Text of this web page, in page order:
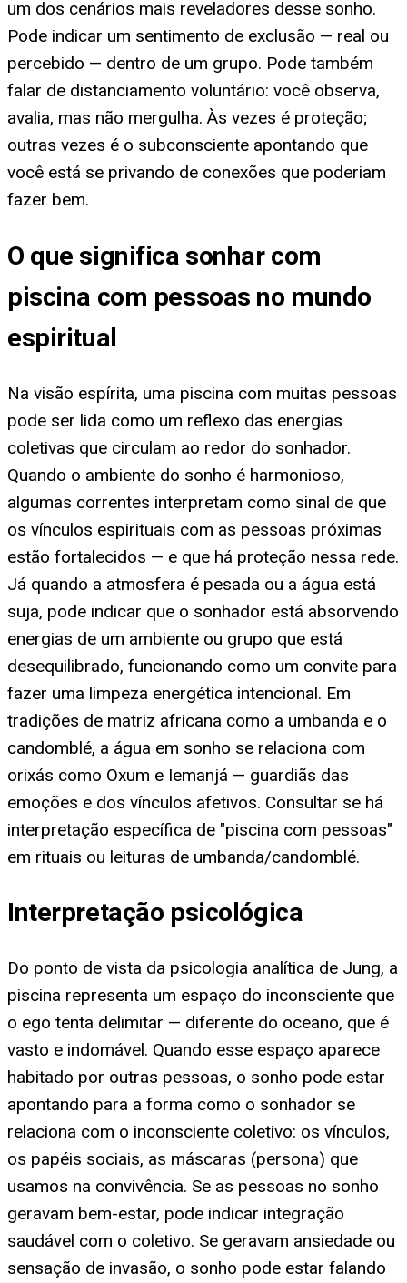
um dos cenários mais reveladores desse sonho.
Pode indicar um sentimento de exclusão — real ou
percebido — dentro de um grupo. Pode também
falar de distanciamento voluntário: você observa,
avalia, mas não mergulha. Às vezes é proteção;
outras vezes é o subconsciente apontando que
você está se privando de conexões que poderiam
fazer bem.
O que significa sonhar com
piscina com pessoas no mundo
espiritual
Na visão espírita, uma piscina com muitas pessoas
pode ser lida como um reflexo das energias
coletivas que circulam ao redor do sonhador.
Quando o ambiente do sonho é harmonioso,
algumas correntes interpretam como sinal de que
os vínculos espirituais com as pessoas próximas
estão fortalecidos — e que há proteção nessa rede.
Já quando a atmosfera é pesada ou a água está
suja, pode indicar que o sonhador está absorvendo
energias de um ambiente ou grupo que está
desequilibrado, funcionando como um convite para
fazer uma limpeza energética intencional. Em
tradições de matriz africana como a umbanda e o
candomblé, a água em sonho se relaciona com
orixás como Oxum e Iemanjá — guardiãs das
emoções e dos vínculos afetivos. Consultar se há
interpretação específica de "piscina com pessoas"
em rituais ou leituras de umbanda/candomblé.
Interpretação psicológica
Do ponto de vista da psicologia analítica de Jung, a
piscina representa um espaço do inconsciente que
o ego tenta delimitar — diferente do oceano, que é
vasto e indomável. Quando esse espaço aparece
habitado por outras pessoas, o sonho pode estar
apontando para a forma como o sonhador se
relaciona com o inconsciente coletivo: os vínculos,
os papéis sociais, as máscaras (persona) que
usamos na convivência. Se as pessoas no sonho
geravam bem-estar, pode indicar integração
saudável com o coletivo. Se geravam ansiedade ou
sensação de invasão, o sonho pode estar falando